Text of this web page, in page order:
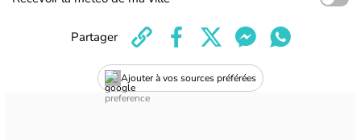
Ajouter à vos sources préférées
Partager